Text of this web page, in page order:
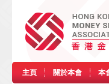
主頁 關於本會 本